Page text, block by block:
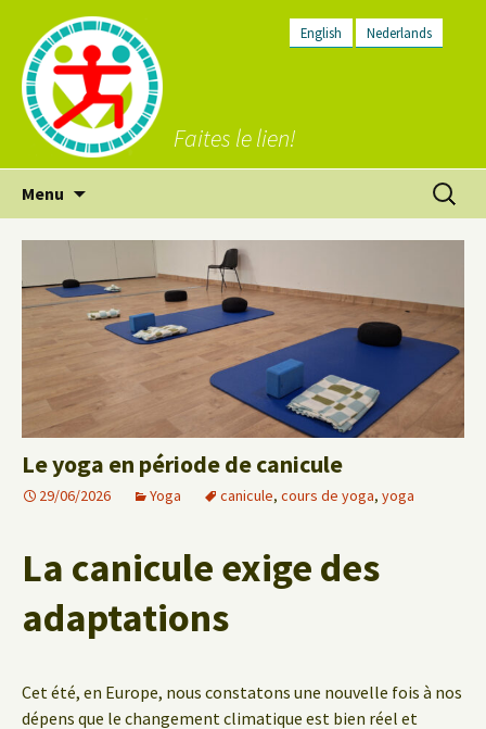
English Nederlands
Faites le lien!
Menu
Le yoga en période de canicule
29/06/2026 Yoga canicule, cours de yoga, yoga
La canicule exige des
adaptations
Cet été, en Europe, nous constatons une nouvelle fois à nos
dépens que le changement climatique est bien réel et